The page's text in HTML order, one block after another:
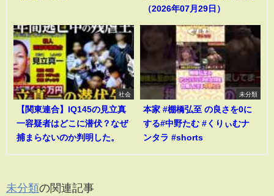
（2026年07月29日）
社会
【関東連合】IQ145の見立真
一容疑者はどこに潜伏？なぜ
捕まらないのか判明した。
未分類
本家 #棚橋弘至 の良さを0に
する#中野たむ #くりぃむナ
ンタラ #shorts
未分類の関連記事